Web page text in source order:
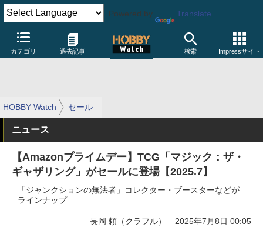
Powered by Translate
カテゴリ 過去記事 検索 Impressサイト
HOBBY Watch セール
ニュース
【Amazonプライムデー】TCG「マジック：ザ・
ギャザリング」がセールに登場【2025.7】
「ジャンクションの無法者」コレクター・ブースターなどが
ラインナップ
長岡 頼（クラフル） 2025年7月8日 00:05